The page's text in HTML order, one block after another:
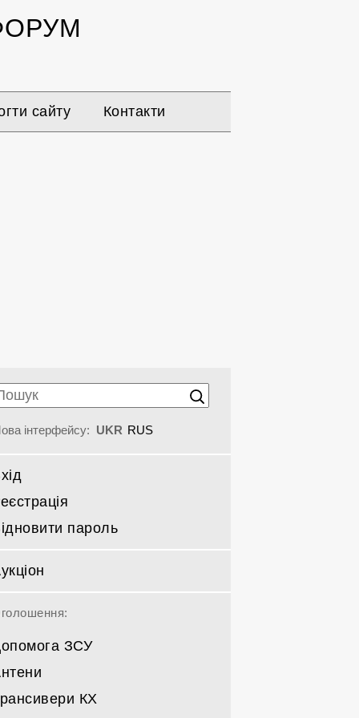
сайту Контакти
інтерфейсу: UKR RUS
пароль
ЗСУ
Спрямовані КВ
КХ